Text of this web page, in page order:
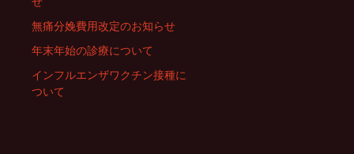
無痛分娩費用改定のお知らせ
年末年始の診療について
インフルエンザワクチン接種に
ついて